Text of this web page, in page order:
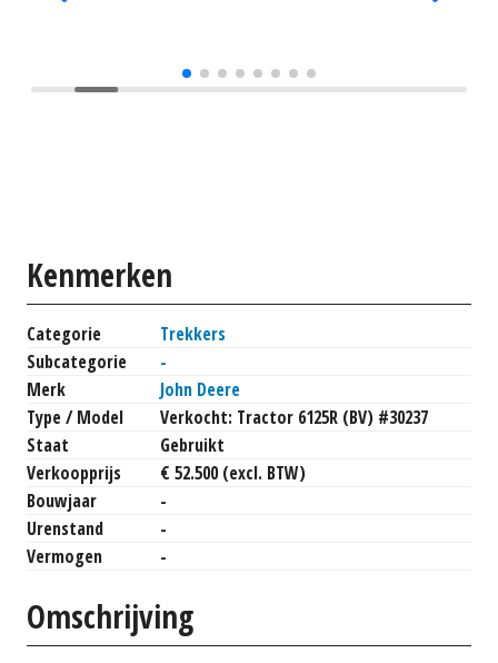
Kenmerken
Categorie
Trekkers
Subcategorie
-
Merk
John Deere
Type / Model
Verkocht: Tractor 6125R (BV) #30237
Staat
Gebruikt
Verkoopprijs
€ 52.500 (excl. BTW)
Bouwjaar
-
Urenstand
-
Vermogen
-
Omschrijving